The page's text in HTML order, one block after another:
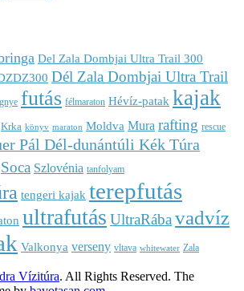
Del Zala Dombjai Ultra Trail 300
Dél Zala Dombjai Ultra Trail
futás félmaraton Hévíz-patak kajak
Krka könyv maraton Moldva Mura rafting rescue
Pál Dél-dunántúli Kék Túra
Soca Szlovénia tanfolyam
tengeri kajak terepfutás
ultrafutás UltraRába vadvíz
Valkonya verseny vltava whitewater Zala
Vízitúra. All Rights Reserved. The